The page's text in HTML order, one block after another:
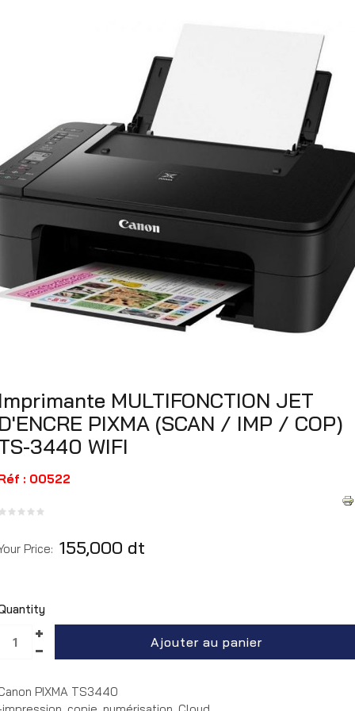
MULTIFONCTION JET
PIXMA (SCAN / IMP / COP)
3440 WIFI
: 00522
Price: 155,000 dt
PIXMA TS3440